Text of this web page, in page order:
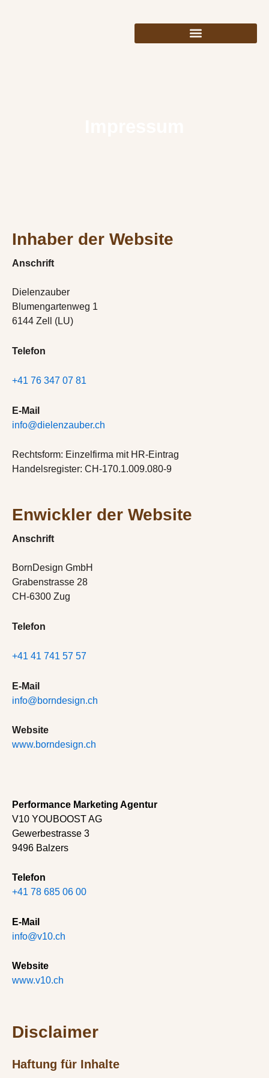
Inhaber der Website
Anschrift
Dielenzauber
Blumengartenweg 1
6144 Zell (LU)
Telefon
+41 76 347 07 81
E-Mail
info@dielenzauber.ch
Rechtsform: Einzelfirma mit HR-Eintrag
Handelsregister: CH-170.1.009.080-9
Enwickler der Website
Anschrift
BornDesign GmbH
Grabenstrasse 28
CH-6300 Zug
Telefon
+41 41 741 57 57
E-Mail
info@borndesign.ch
Website
www.borndesign.ch
Performance Marketing Agentur
V10 YOUBOOST AG
Gewerbestrasse 3
9496 Balzers
Telefon
+41 78 685 06 00
E-Mail
info@v10.ch
Website
www.v10.ch
Disclaimer
Haftung für Inhalte